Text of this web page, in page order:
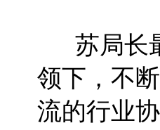
苏局长
领下，不
流的行业